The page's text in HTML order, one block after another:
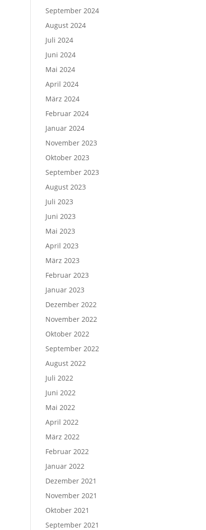
September 2024
August 2024
Juli 2024
Juni 2024
Mai 2024
April 2024
März 2024
Februar 2024
Januar 2024
November 2023
Oktober 2023
September 2023
August 2023
Juli 2023
Juni 2023
Mai 2023
April 2023
März 2023
Februar 2023
Januar 2023
Dezember 2022
November 2022
Oktober 2022
September 2022
August 2022
Juli 2022
Juni 2022
Mai 2022
April 2022
März 2022
Februar 2022
Januar 2022
Dezember 2021
November 2021
Oktober 2021
September 2021